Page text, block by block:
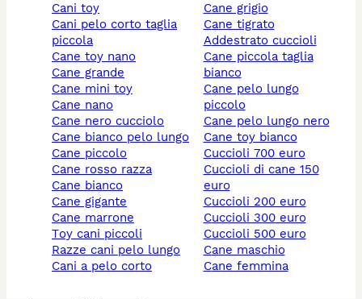
cani toy
cani pelo corto taglia
piccola
cane toy nano
cane grande
cane mini toy
cane nano
cane nero cucciolo
cane bianco pelo lungo
cane piccolo
cane rosso razza
cane bianco
cane gigante
cane marrone
toy cani piccoli
razze cani pelo lungo
cani a pelo corto
cane grigio
cane tigrato
addestrato cuccioli
cane piccola taglia
bianco
cane pelo lungo
piccolo
cane pelo lungo nero
cane toy bianco
cuccioli 700 euro
cuccioli di cane 150
euro
cuccioli 200 euro
cuccioli 300 euro
cuccioli 500 euro
cane maschio
cane femmina